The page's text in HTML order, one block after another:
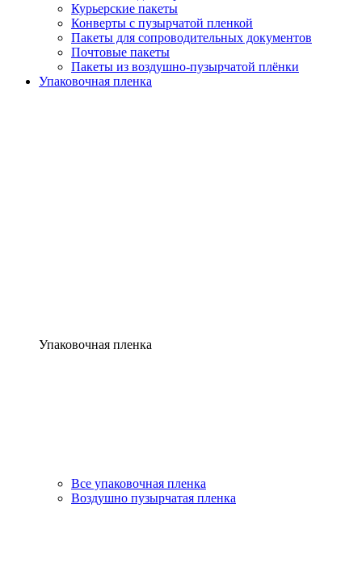
Курьерские пакеты
Конверты с пузырчатой пленкой
Пакеты для сопроводительных документов
Почтовые пакеты
Пакеты из воздушно-пузырчатой плёнки
Упаковочная пленка
Упаковочная пленка
Все упаковочная пленка
Воздушно пузырчатая пленка